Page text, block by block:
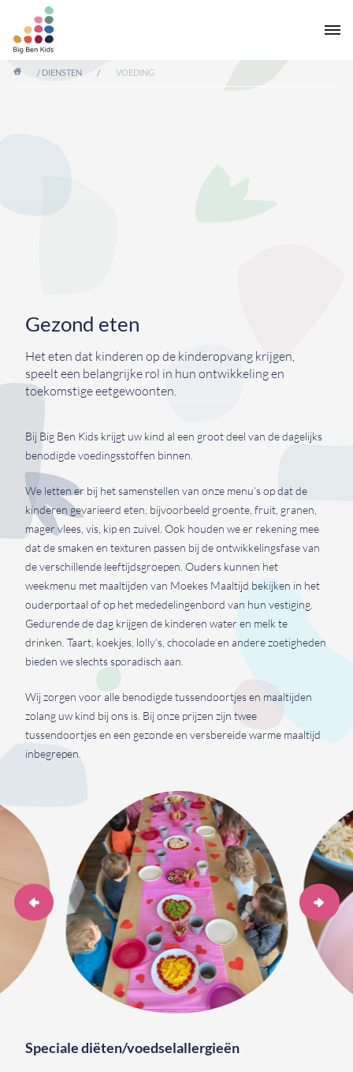
/ DIENSTEN / VOEDING
Gezond eten
Het eten dat kinderen op de kinderopvang krijgen,
speelt een belangrijke rol in hun ontwikkeling en
toekomstige eetgewoonten.
Bij Big Ben Kids krijgt uw kind al een groot deel van de dagelijks
benodigde voedingsstoffen binnen.
We letten er bij het samenstellen van onze menu’s op dat de
kinderen gevarieerd eten, bijvoorbeeld groente, fruit, granen,
mager vlees, vis, kip en zuivel. Ook houden we er rekening mee
dat de smaken en texturen passen bij de ontwikkelingsfase van
de verschillende leeftijdsgroepen. Ouders kunnen het
weekmenu met maaltijden van Moekes Maaltijd bekijken in het
ouderportaal of op het mededelingenbord van hun vestiging.
Gedurende de dag krijgen de kinderen water en melk te
drinken. Taart, koekjes, lolly’s, chocolade en andere zoetigheden
bieden we slechts sporadisch aan.
Wij zorgen voor alle benodigde tussendoortjes en maaltijden
zolang uw kind bij ons is. Bij onze prijzen zijn twee
tussendoortjes en een gezonde en versbereide warme maaltijd
inbegrepen.
Speciale diëten/voedselallergieën